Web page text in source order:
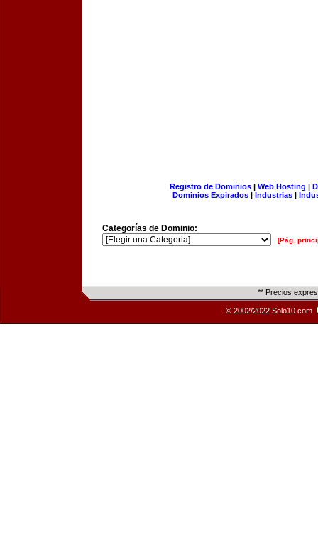
Registro de Dominios| Web Hosting |
Dominios Expirados | Industrias |
Categorías de Dominio:
[Pág.
** Precios
© 2002/2022 Solo10.com